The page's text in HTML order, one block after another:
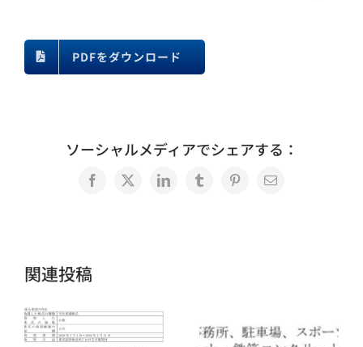
PDFをダウンロード
ソーシャルメディアでシェアする：
Facebook
X LinkedInTumblrPinterest
電
関連投稿